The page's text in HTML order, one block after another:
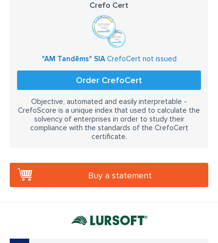
Crefo Cert
"AM Tandēms" SIACrefoCert not issued
Order CrefoCert
Objective, automated and easily interpretable -
CrefoScore is a unique index that used to calculate the
solvency of enterprises in order to study their
compliance with the standards of the CrefoCert
certificate.
Buy a statement